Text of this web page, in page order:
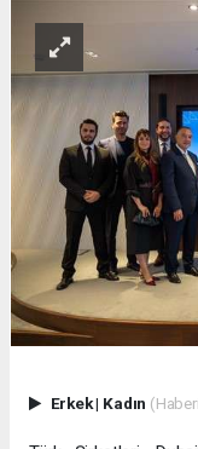
Erkek| Kadın